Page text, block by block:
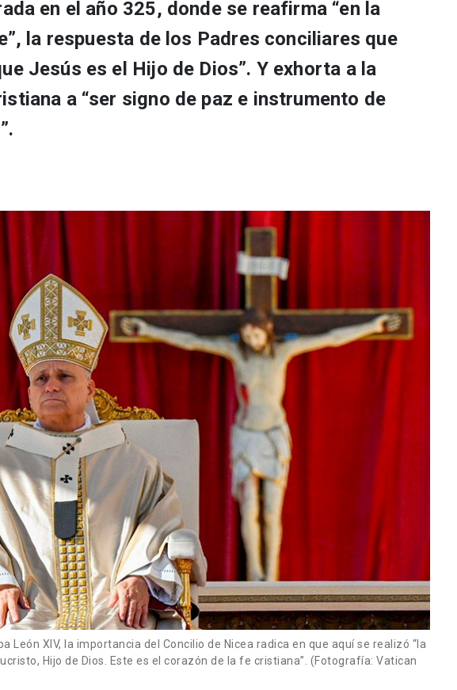
en el año 325, donde se reafirma “en la
la respuesta de los Padres conciliares que
Jesús es el Hijo de Dios”. Y exhorta a la
a “ser signo de paz e instrumento de
León XIV, la importancia del Concilio de Nicea radica en que aquí se realizó “la
Hijo de Dios. Este es el corazón de la fe cristiana”. (Fotografía: Vatican